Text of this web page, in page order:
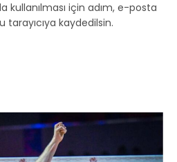
kullanılması için adım, e-posta
kaydedilsin.